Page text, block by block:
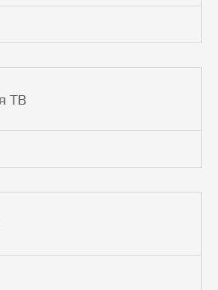
ТВ